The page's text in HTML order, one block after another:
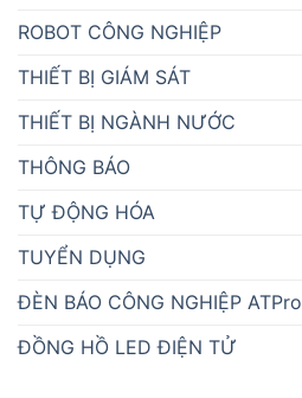
ROBOT CÔNG NGHIỆP
THIẾT BỊ GIÁM SÁT
THIẾT BỊ NGÀNH NƯỚC
THÔNG BÁO
TỰ ĐỘNG HÓA
TUYỂN DỤNG
ĐÈN BÁO CÔNG NGHIỆP ATPro
ĐỒNG HỒ LED ĐIỆN TỬ